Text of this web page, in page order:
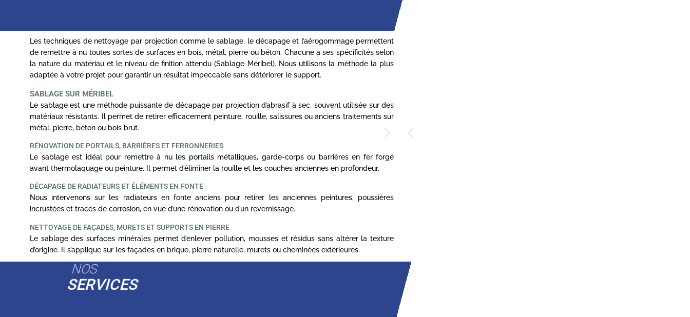
Les techniques de nettoyage par projection comme le sablage, le décapage et l’aérogommage permettent
de remettre à nu toutes sortes de surfaces en bois, métal, pierre ou béton. Chacune a ses spécificités selon
la nature du matériau et le niveau de finition attendu (Sablage Méribel). Nous utilisons la méthode la plus
adaptée à votre projet pour garantir un résultat impeccable sans détériorer le support.
SABLAGE SUR MÉRIBEL
Le sablage est une méthode puissante de décapage par projection d’abrasif à sec, souvent utilisée sur des
matériaux résistants. Il permet de retirer efficacement peinture, rouille, salissures ou anciens traitements sur
métal, pierre, béton ou bois brut.
RÉNOVATION DE PORTAILS, BARRIÈRES ET FERRONNERIES
Le sablage est idéal pour remettre à nu les portails métalliques, garde-corps ou barrières en fer forgé
avant thermolaquage ou peinture. Il permet d’éliminer la rouille et les couches anciennes en profondeur.
DÉCAPAGE DE RADIATEURS ET ÉLÉMENTS EN FONTE
Nous intervenons sur les radiateurs en fonte anciens pour retirer les anciennes peintures, poussières
incrustées et traces de corrosion, en vue d’une rénovation ou d’un revernissage.
NETTOYAGE DE FAÇADES, MURETS ET SUPPORTS EN PIERRE
Le sablage des surfaces minérales permet d’enlever pollution, mousses et résidus sans altérer la texture
d’origine. Il s’applique sur les façades en brique, pierre naturelle, murets ou cheminées extérieures.
NOS
SERVICES